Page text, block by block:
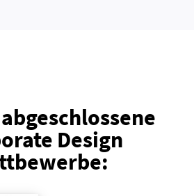
Design